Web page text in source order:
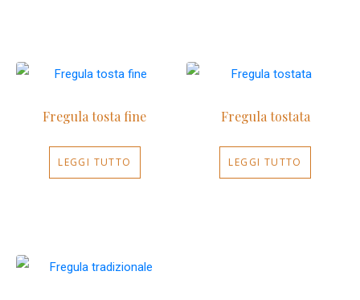
Fregula tosta fine
LEGGI TUTTO
Fregula tostata
LEGGI TUTTO